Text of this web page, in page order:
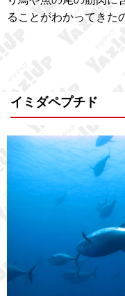
ることがわかってきた
イミダペプチド